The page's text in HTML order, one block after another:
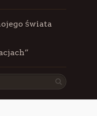
świata